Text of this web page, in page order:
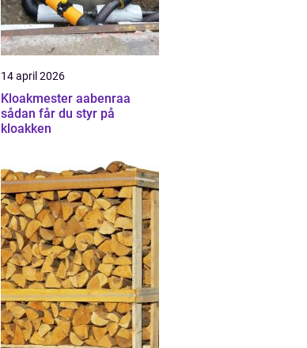
14 april 2026
Kloakmester aabenraa
sådan får du styr på
kloakken